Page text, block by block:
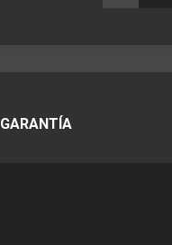
GARANTÍA